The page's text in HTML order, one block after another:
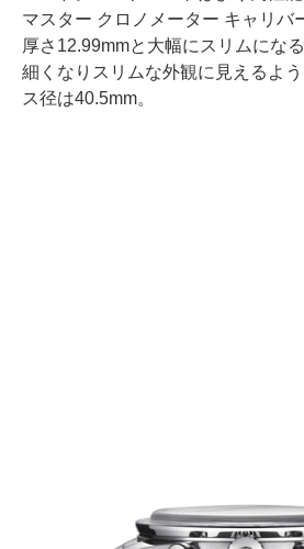
マスター クロノメーター キャリバ
厚さ12.99mmと大幅にスリムにな
細くなりスリムな外観に見えるよ
ス径は40.5mm。